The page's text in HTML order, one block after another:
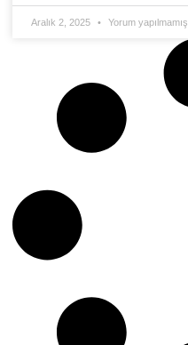
Aralık 2, 2025 Yorum yapılmamış